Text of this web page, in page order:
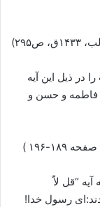
در ذیل این آیه
فاطمه و حسن و
“قل لاّ
رسول خدا!